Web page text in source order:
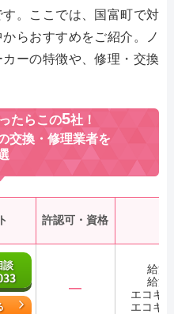
。ここでは、国富町で対
らおすすめをご紹介。ノ
ーの特徴や、修理・交換
たらこの5社！
交換・修理業者を
許認可・資格
談
―
給湯
給湯
エコキ
エコキ